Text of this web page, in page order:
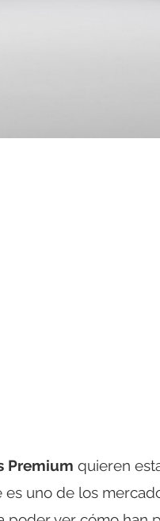
Premium quieren
uno de los